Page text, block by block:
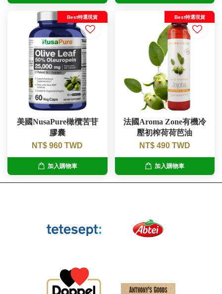
Best特選現貨
美國NusaPure橄欖苦苷
膠囊
NT$ 960 TWD
加入購物車
Best特選現貨
法國Aroma Zone有機冷
壓初榨荷荷芭油
NT$ 490 TWD
加入購物車